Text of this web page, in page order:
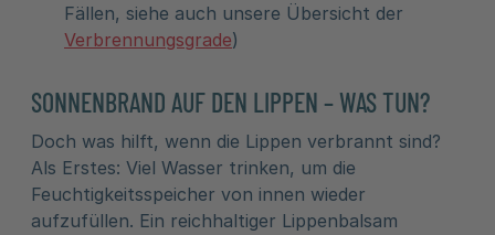
Fällen, siehe auch unsere Übersicht der
Verbrennungsgrade)
SONNENBRAND AUF DEN LIPPEN – WAS TUN?
Doch was hilft, wenn die Lippen verbrannt sind?
Als Erstes: Viel Wasser trinken, um die
Feuchtigkeitsspeicher von innen wieder
aufzufüllen. Ein reichhaltiger Lippenbalsam